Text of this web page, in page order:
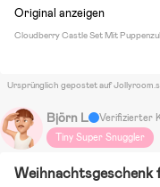
Original anzeigen
Cloudberry Castle Set Mit
Ursprünglich gepostet auf
Björn L
Verifizierter
Tiny Super Snuggler
Weihnachtsgeschenk